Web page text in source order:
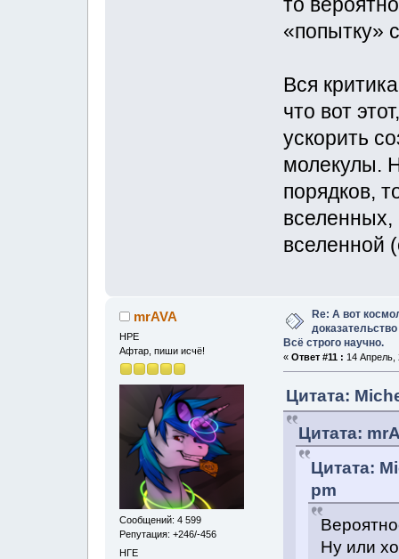
«попытку»
Вся
что вот
ускорить
молекулы.
порядков,
вселенных,
вселенной
mrAVA
НРЕ
Афтар, пиши исчё!
Сообщений: 4 599
Репутация: +246/-456
НГЕ
Re: А вот
Всё строго научно.
« Ответ #11 : 14 Апрель,
Цитата:
Цитата:
Цитата:
pm
Ну или